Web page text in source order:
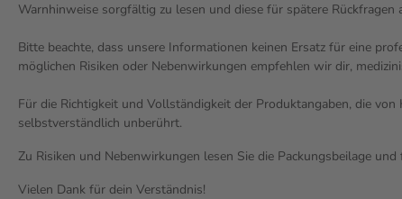
Warnhinweise sorgfältig zu lesen und diese für spätere
Bitte beachte, dass unsere Informationen keinen Ersatz für eine
möglichen Risiken oder Nebenwirkungen empfehlen wir dir,
Für die Richtigkeit und Vollständigkeit der Produktangaben, die
selbstverständlich unberührt.
Zu Risiken und Nebenwirkungen lesen Sie die Packungsbeilage
Vielen Dank für dein Verständnis!